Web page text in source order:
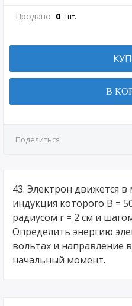
Продано 0 шт.
В
Поделиться
43. Электрон движется
индукция которого B =
радиусом r = 2 см и
Определить энергию
вольтах и направление
начальный момент.